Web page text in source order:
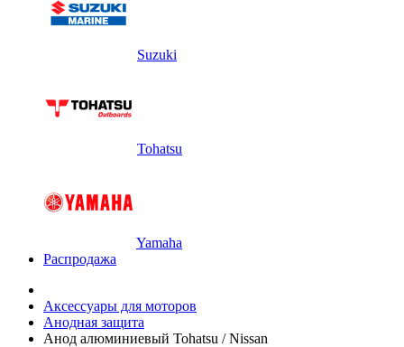
Suzuki
Tohatsu
Yamaha
Распродажа
Аксессуары для моторов
Анодная защита
Анод алюминиевый Tohatsu / Nissan